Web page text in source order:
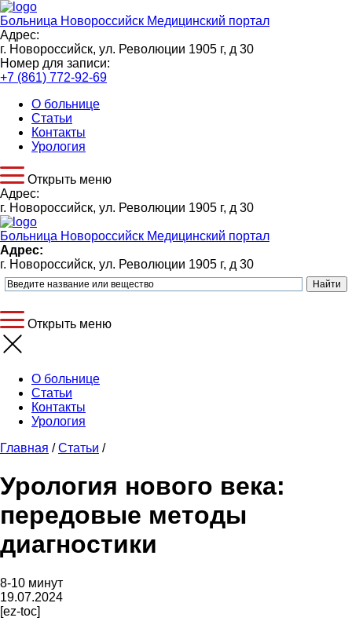
Больница Новороссийск Медицинский портал
Адрес:
г. Новороссийск, ул. Революции 1905 г, д 30
Номер для записи:
+7 (861) 772-92-69
О больнице
Статьи
Контакты
Урология
Открыть меню
Адрес:
г. Новороссийск, ул. Революции 1905 г, д 30
Больница Новороссийск Медицинский портал
Адрес:
г. Новороссийск, ул. Революции 1905 г, д 30
Открыть меню
О больнице
Статьи
Контакты
Урология
Главная / Статьи /
Урология нового века:
передовые методы
диагностики
8-10 минут
19.07.2024
[ez-toc]